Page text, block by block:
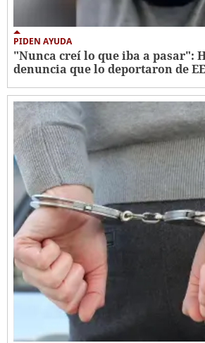
PIDEN AYUDA
"Nunca creí lo que iba a pasar":
denuncia que lo deportaron de